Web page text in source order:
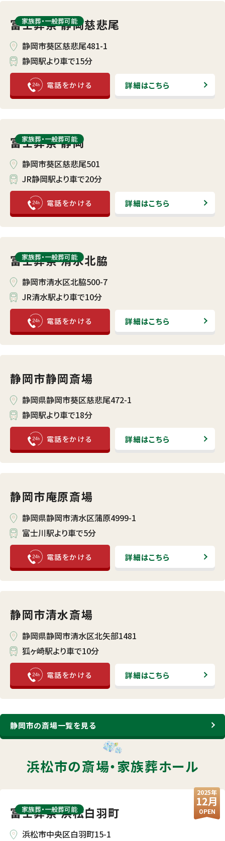
富士葬祭 静岡慈悲尾
家族葬・⼀般葬可能
静岡市葵区慈悲尾481-1
静岡駅より車で15分
詳細はこちら
富士葬祭 静岡
家族葬・⼀般葬可能
静岡市葵区慈悲尾501
JR静岡駅より車で20分
詳細はこちら
富士葬祭 清水北脇
家族葬・⼀般葬可能
静岡市清水区北脇500-7
JR清水駅より車で10分
詳細はこちら
静岡市静岡斎場
静岡県静岡市葵区慈悲尾472-1
静岡駅より車で18分
詳細はこちら
静岡市庵原斎場
静岡県静岡市清水区蒲原4999-1
富士川駅より車で5分
詳細はこちら
静岡市清水斎場
静岡県静岡市清水区北矢部1481
狐ヶ崎駅より車で10分
詳細はこちら
静岡市の斎場一覧を見る
浜松市の斎場・家族葬ホール
富士葬祭 浜松白羽町
2025年
12月
OPEN
家族葬・⼀般葬可能
浜松市中央区白羽町15-1